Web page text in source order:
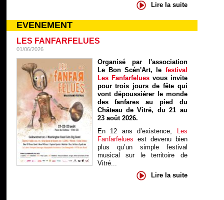
Lire la suite
EVENEMENT
LES FANFARFELUES
01/06/2026
Organisé par l'association
Le Bon Scén'Art, le festival
Les Fanfarfelues vous invite
pour trois jours de fête qui
vont dépoussiérer le monde
des fanfares au pied du
Château de Vitré, du 21 au
23 août 2026.
En 12 ans d’existence, Les
Fanfarfelues est devenu bien
plus qu’un simple festival
musical sur le territoire de
Vitré...
Lire la suite